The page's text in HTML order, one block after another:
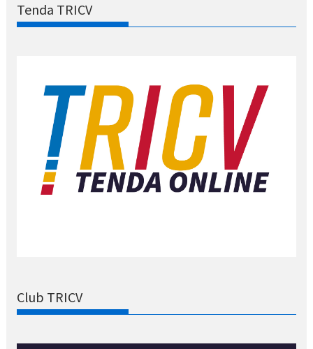
Tenda TRICV
Club TRICV